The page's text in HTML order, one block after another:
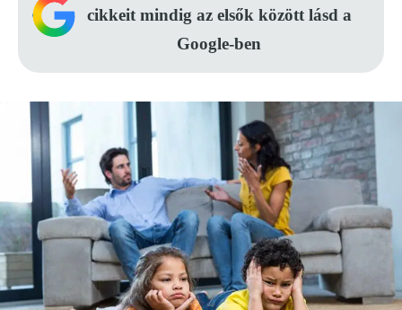
cikkeit mindig az elsők között lásd a
Google-ben